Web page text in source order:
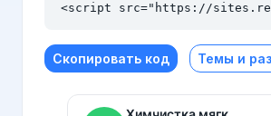
<script src="https://
Скопировать код Темы и